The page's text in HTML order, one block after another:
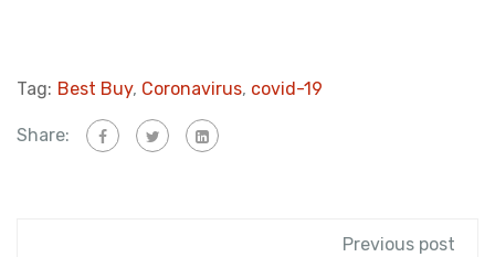
Tag: Best Buy, Coronavirus, covid-19
Share:
Previous post